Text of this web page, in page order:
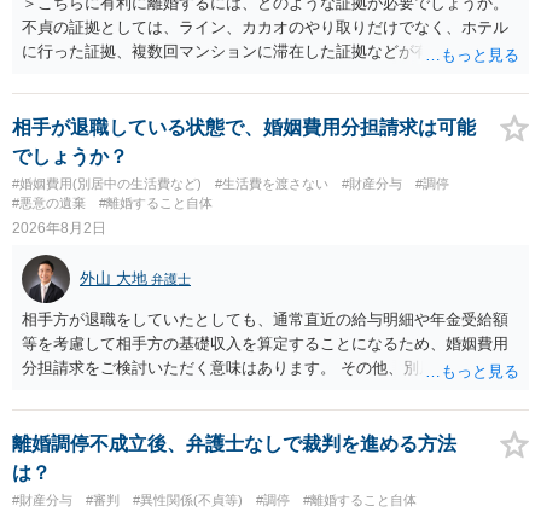
不貞の証拠としては、ライン、カカオのやり取りだけでなく、ホテル
に行った証拠、複数回マンションに滞在した証拠などが有効です。 不
婚する、慰謝料をとるなど）ことができると思われます。 ただし、不
貞発覚後、長期間同居を続けると、不貞を許したとの評価につながる
場合がありますので、ご注意ください。 以上、ご参考まで。
相手が退職している状態で、婚姻費用分担請求は可能
でしょうか？
#婚姻費用(別居中の生活費など) #生活費を渡さない #財産分与
#調停
#悪意の遺棄
#離婚すること自体
2026年8月2日
外山 大地 弁護士
相手方が退職をしていたとしても、通常直近の給与明細や年金受給額
等を考慮して相手方の基礎収入を算定することになるため、婚姻費用
分担請求をご検討いただく意味はあります。 その他、別居の経緯、質
て、ご検討いただくのが良いかと思います。
離婚調停不成立後、弁護士なしで裁判を進める方法
は？
#財産分与 #審判 #異性関係(不貞等) #調停 #離婚すること自体